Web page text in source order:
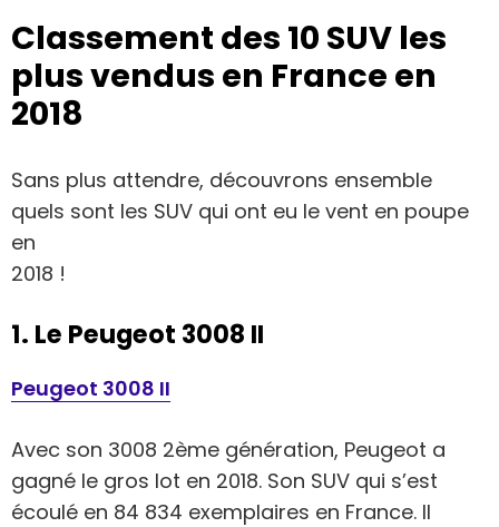
Classement des 10 SUV les
plus vendus en France en
2018
Sans plus attendre, découvrons ensemble
quels sont les SUV qui ont eu le vent en poupe
en
2018 !
1. Le Peugeot 3008 II
Peugeot 3008 II
Avec son 3008 2ème génération, Peugeot a
gagné le gros lot en 2018. Son SUV qui s’est
écoulé en 84 834 exemplaires en France. Il